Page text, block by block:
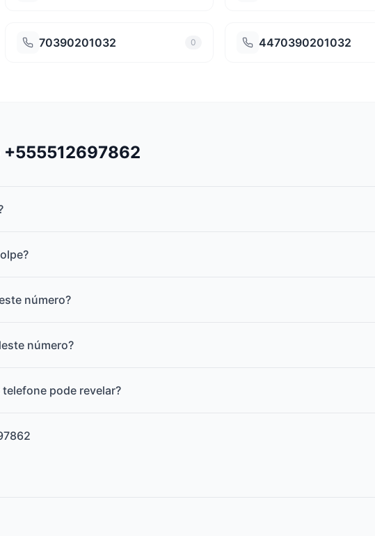
70390201032 0 4470390201032
+555512697862
número?
número?
pode revelar?